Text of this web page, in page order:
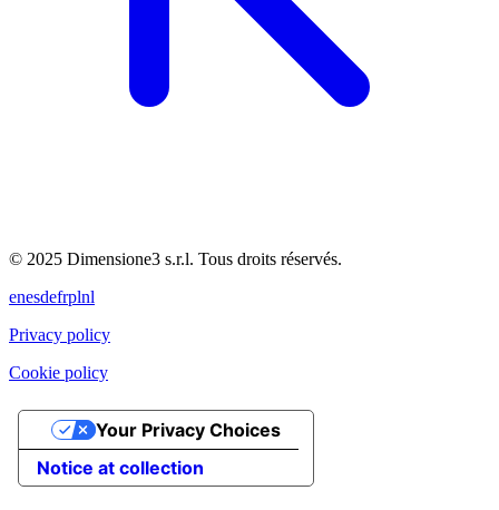
© 2025 Dimensione3 s.r.l. Tous droits réservés.
enesdefrplnl
Privacy policy
Cookie policy
Notice at collection
Your Privacy Choices